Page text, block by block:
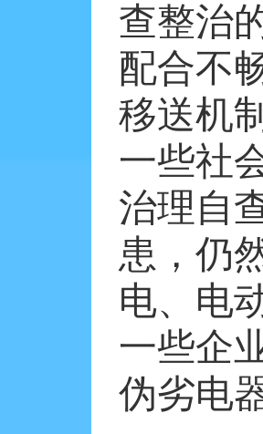
查整治
配合不
移送机
一些社
治理自
患，仍
电、电
一些企
伪劣电